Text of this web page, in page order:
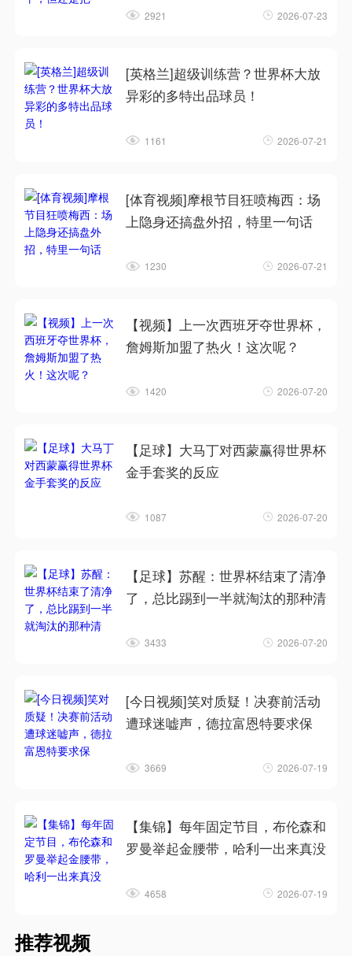
2921 2026-07-23
[英格兰]超级训练营？世界杯大放
异彩的多特出品球员！
1161 2026-07-21
[体育视频]摩根节目狂喷梅西：场
上隐身还搞盘外招，特里一句话
1230 2026-07-21
【视频】上一次西班牙夺世界杯，
詹姆斯加盟了热火！这次呢？
1420 2026-07-20
【足球】大马丁对西蒙赢得世界杯
金手套奖的反应
1087 2026-07-20
【足球】苏醒：世界杯结束了清净
了，总比踢到一半就淘汰的那种清
3433 2026-07-20
[今日视频]笑对质疑！决赛前活动
遭球迷嘘声，德拉富恩特要求保
3669 2026-07-19
【集锦】每年固定节目，布伦森和
罗曼举起金腰带，哈利一出来真没
4658 2026-07-19
推荐视频